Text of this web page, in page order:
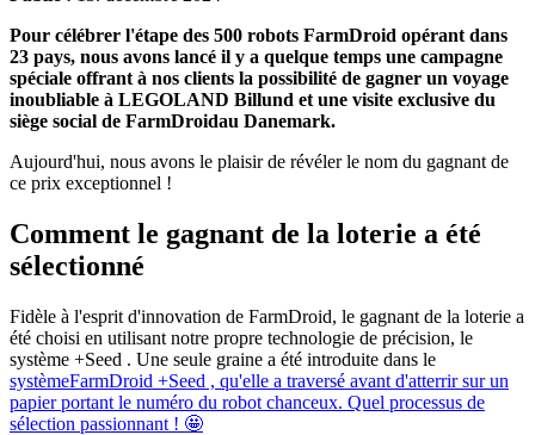
Pour célébrer l'étape des 500 robots FarmDroid opérant dans
23 pays, nous avons lancé il y a quelque temps une campagne
spéciale offrant à nos clients la possibilité de gagner un voyage
inoubliable à LEGOLAND Billund et une visite exclusive du
siège social de FarmDroidau Danemark.
Aujourd'hui, nous avons le plaisir de révéler le nom du gagnant de
ce prix exceptionnel !
Comment le gagnant de la loterie a été
sélectionné
Fidèle à l'esprit d'innovation de FarmDroid, le gagnant de la loterie a
été choisi en utilisant notre propre technologie de précision, le
système +Seed . Une seule graine a été introduite dans le
systèmeFarmDroid +Seed , qu'elle a traversé avant d'atterrir sur un
papier portant le numéro du robot chanceux. Quel processus de
sélection passionnant ! 🤩